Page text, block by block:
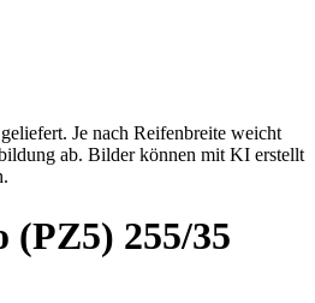
Je nach Reifenbreite weicht
ab. Bilder können mit KI erstellt
255/35